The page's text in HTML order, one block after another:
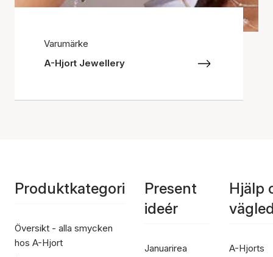
Varumärke
A-Hjort Jewellery
Produktkategori
Översikt - alla smycken
hos A-Hjort
Present
ideér
Januarirea
Hjälp
A-Hjorts